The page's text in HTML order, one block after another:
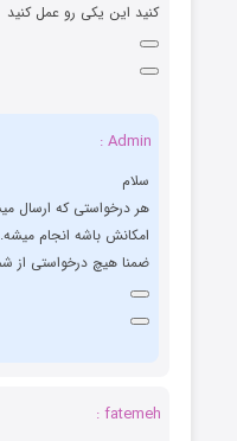
کنید این یکی رو عمل کنید
Admin :
هر درخواستی که ارسال میشه
امکانش باشه انجام میشه.
ضمنا هیچ درخواستی از شما
fatemeh :